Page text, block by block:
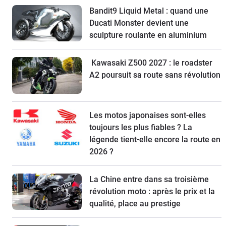
Bandit9 Liquid Metal : quand une
Ducati Monster devient une
sculpture roulante en aluminium
Kawasaki Z500 2027 : le roadster
A2 poursuit sa route sans révolution
Les motos japonaises sont-elles
toujours les plus fiables ? La
légende tient-elle encore la route en
2026 ?
La Chine entre dans sa troisième
révolution moto : après le prix et la
qualité, place au prestige